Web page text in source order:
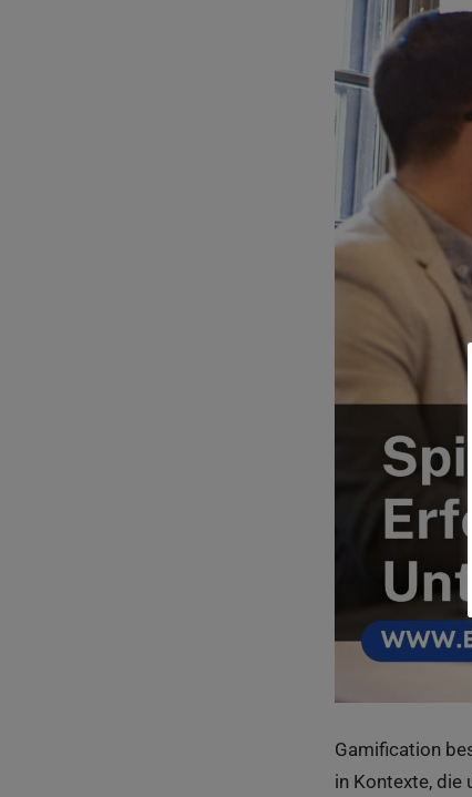
Gamification
in Kontexte, die